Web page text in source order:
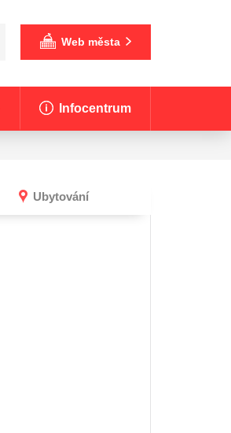
Web města
Infocentrum
Ubytování